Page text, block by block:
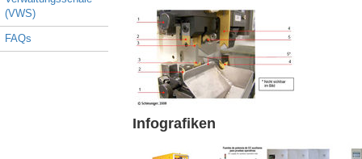
(VWS)
FAQs
Infografiken